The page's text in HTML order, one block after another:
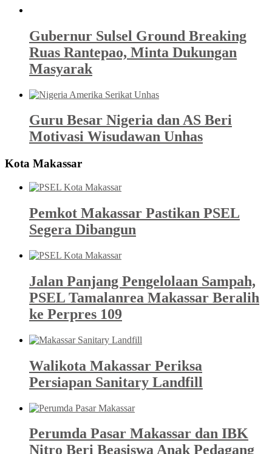
Gubernur Sulsel Ground Breaking
Ruas Rantepao, Minta Dukungan
Masyarak
Guru Besar Nigeria dan AS Beri
Motivasi Wisudawan Unhas
Kota Makassar
Pemkot Makassar Pastikan PSEL
Segera Dibangun
Jalan Panjang Pengelolaan Sampah,
PSEL Tamalanrea Makassar Beralih
ke Perpres 109
Walikota Makassar Periksa
Persiapan Sanitary Landfill
Perumda Pasar Makassar dan IBK
Nitro Beri Beasiswa Anak Pedagang